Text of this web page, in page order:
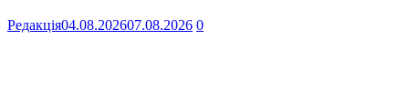
Редакція04.08.202607.08.2026 0